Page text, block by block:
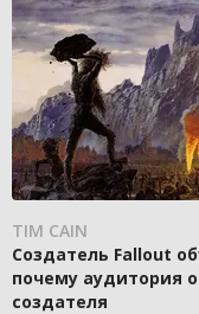
TIM CAIN
Создатель Fallout
почему аудитория
создателя